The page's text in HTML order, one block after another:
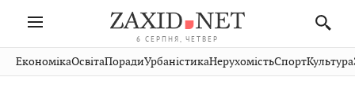
6 СЕРПНЯ, ЧЕТВЕР
Івано-
Франківськ
РівнеСтрий
Публікації
Авто СловкоКультура
ЕкономікаОсвітаПорадиУрбаністикаНерухомістьСпортКультура